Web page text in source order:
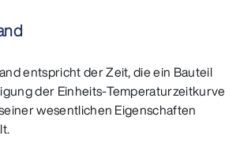
entspricht der Zeit, die ein Bauteil
der Einheits‑Temperaturzeitkurve
wesentlichen Eigenschaften